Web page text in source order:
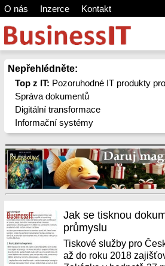
O nás Inzerce Kontakt
Nepřehlédněte:
Top z IT: Pozoruhodné IT produkty
Správa dokumentů
Digitální transformace
Informační systémy
Jak se tisknou
průmyslu
Tiskové služby pro
až do roku 2018